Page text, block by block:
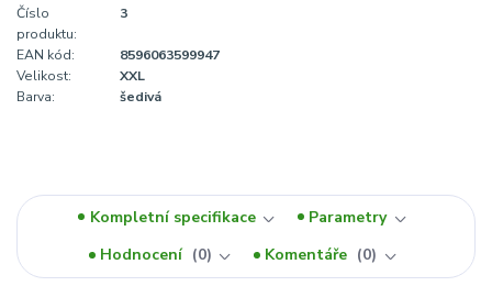
Číslo
produktu:
3
EAN kód:
8596063599947
Velikost:
XXL
Barva:
šedivá
Kompletní specifikace
Parametry
Hodnocení
0 Komentáře 0